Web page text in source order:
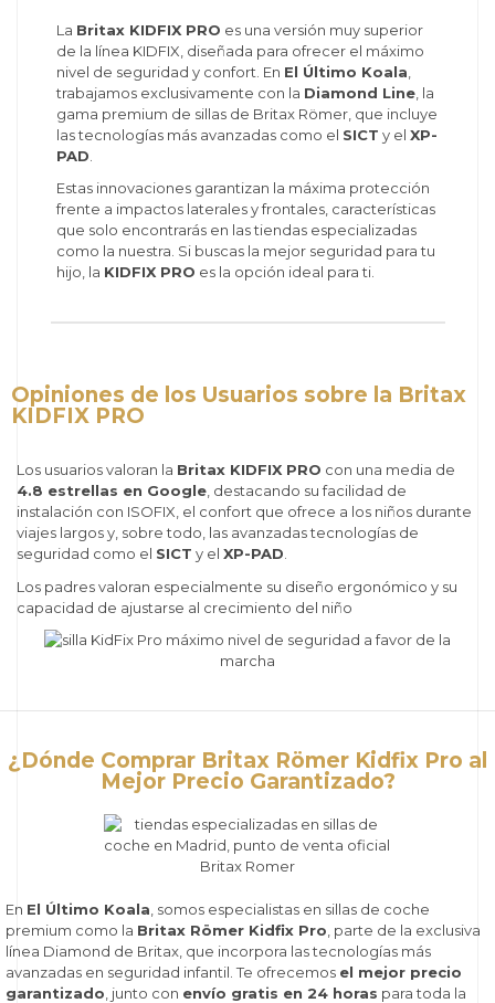
La Britax KIDFIX PRO es una versión muy superior
de la línea KIDFIX, diseñada para ofrecer el máximo
nivel de seguridad y confort. En El Último Koala
trabajamos exclusivamente con la Diamond Line, la
gama premium de sillas de Britax Römer, que incluye
las tecnologías más avanzadas como el SICT y el XP-
PAD
Estas innovaciones garantizan la máxima protección
frente a impactos laterales y frontales, características
que solo encontrarás en las tiendas especializadas
como la nuestra. Si buscas la mejor seguridad para tu
hijo, la KIDFIX PRO es la opción ideal para ti.
Opiniones de los Usuarios sobre la Britax
KIDFIX PRO
Los usuarios valoran la Britax KIDFIX PRO con una media de
4.8 estrellas en Google, destacando su facilidad de
instalación con ISOFIX, el confort que ofrece a los niños durante
viajes largos y, sobre todo, las avanzadas tecnologías de
seguridad como el SICT y el XP-PAD.
Los padres valoran especialmente su diseño ergonómico y su
capacidad de ajustarse al crecimiento del niño
¿Dónde Comprar Britax Römer Kidfix Pro al
Mejor Precio Garantizado?
En El Último Koala , somos especialistas en sillas de coche
premium como la Britax Römer Kidfix Pro , parte de la exclusiva
línea Diamond de Britax, que incorpora las tecnologías más
avanzadas en seguridad infantil. Te ofrecemos el mejor precio
garantizado , junto con envío gratis en 24 horas para toda la